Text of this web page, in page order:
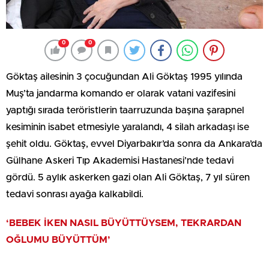
0 0
Göktaş ailesinin 3 çocuğundan Ali Göktaş 1995 yılında
Muş’ta jandarma komando er olarak vatani vazifesini
yaptığı sırada teröristlerin taarruzunda başına şarapnel
kesiminin isabet etmesiyle yaralandı, 4 silah arkadaşı ise
şehit oldu. Göktaş, evvel Diyarbakır’da sonra da Ankara’da
Gülhane Askeri Tıp Akademisi Hastanesi’nde tedavi
gördü. 5 aylık askerken gazi olan Ali Göktaş, 7 yıl süren
tedavi sonrası ayağa kalkabildi.
‘BEBEK İKEN NASIL BÜYÜTTÜYSEM, TEKRARDAN
OĞLUMU BÜYÜTTÜM’